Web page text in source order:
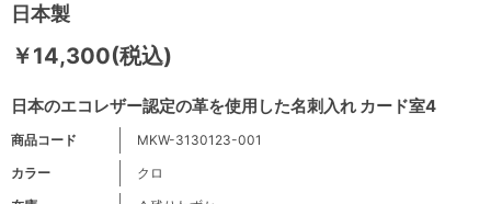
日本製
日本のエコレザー認定の革を使用した名刺入れ カード室4
￥14,300(税込)
商品コード
MKW-3130123-001
カラー
クロ